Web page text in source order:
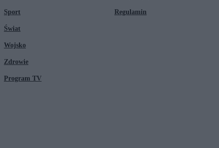
Sport
Świat
Wojsko
Zdrowie
Program TV
Regulamin